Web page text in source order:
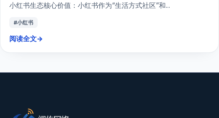
小红书生态核心价值：小红书作为“生活方式社区”和...
#小红书
阅读全文→